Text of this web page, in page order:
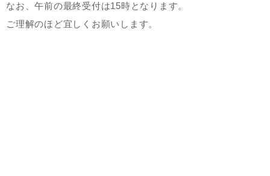
‪なお、午前の最終受付は15時となります。‬
‪ご理解のほど宜しくお願いします。‬